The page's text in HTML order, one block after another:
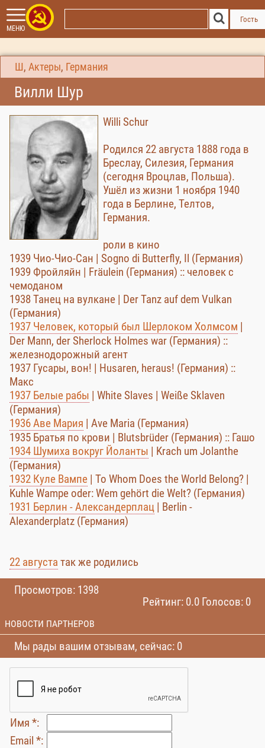
МЕНЮ
Гость
Ш , Актеры, Германия
Вилли Шур
Willi Schur
Родился 22 августа 1888 года в
Бреслау, Силезия, Германия
(сегодня Вроцлав, Польша).
Ушёл из жизни 1 ноября 1940
года в Берлине, Телтов,
Германия.
роли в кино
1939 Чио-Чио-Сан | Sogno di Butterfly, Il (Германия)
1939 Фройляйн | Fräulein (Германия) :: человек с
чемоданом
1938 Танец на вулкане | Der Tanz auf dem Vulkan
(Германия)
1937 Человек, который был Шерлоком Холмсом |
Der Mann, der Sherlock Holmes war (Германия) ::
железнодорожный агент
1937 Гусары, вон! | Husaren, heraus! (Германия) ::
Макс
1937 Белые рабы | White Slaves | Weiße Sklaven
(Германия)
1936 Аве Мария | Ave Maria (Германия)
1935 Братья по крови | Blutsbrüder (Германия) :: Гашо
1934 Шумиха вокруг Йоланты | Krach um Jolanthe
(Германия)
1932 Куле Вампе | To Whom Does the World Belong? |
Kuhle Wampe oder: Wem gehört die Welt? (Германия)
1931 Берлин - Александерплац | Berlin -
Alexanderplatz (Германия)
22 августа так же родились
Просмотров: 1398
Рейтинг: 0.0 Голосов: 0
НОВОСТИ ПАРТНЕРОВ
Мы рады вашим отзывам, сейчас: 0
Имя *:
Email *: